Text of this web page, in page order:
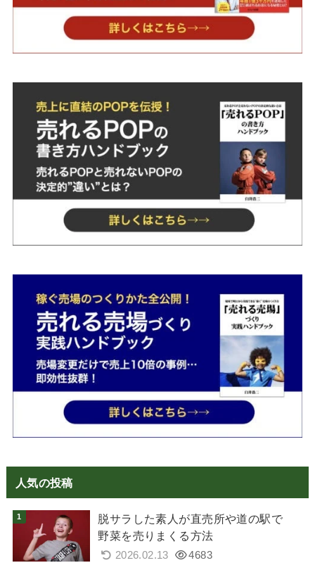
人気の投稿
脱サラした素人が直売所や道の駅で
野菜を売りまくる方法
2026.02.13 4683